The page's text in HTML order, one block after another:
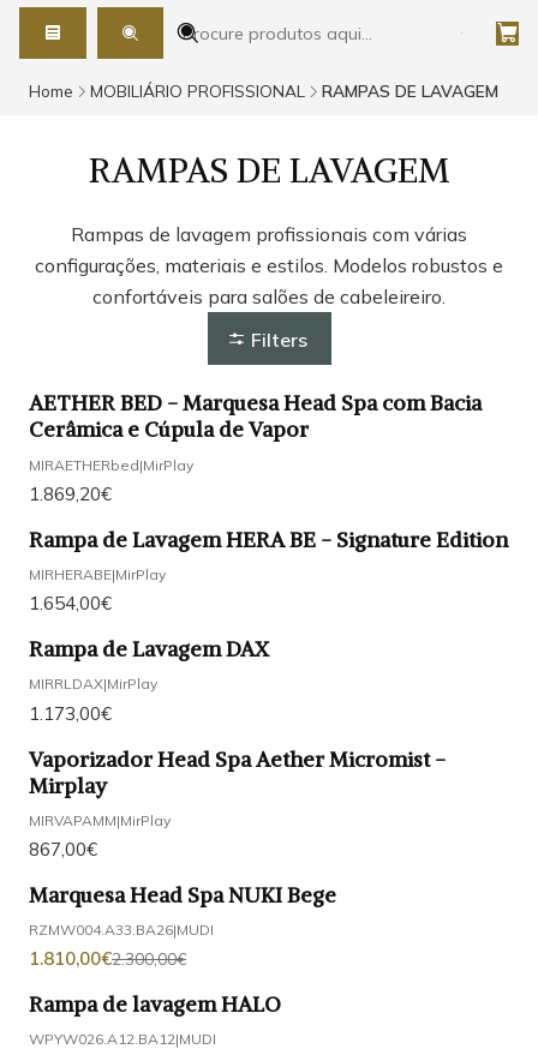
Home MOBILIÁRIO PROFISSIONAL RAMPAS DE LAVAGEM
RAMPAS DE LAVAGEM
Rampas de lavagem profissionais com várias
configurações, materiais e estilos. Modelos robustos e
confortáveis para salões de cabeleireiro.
Filters
AETHER BED - Marquesa Head Spa com Bacia
Cerâmica e Cúpula de Vapor
MIRAETHERbed|MirPlay
1.869,20€
Rampa de Lavagem HERA BE - Signature Edition
MIRHERABE|MirPlay
1.654,00€
Rampa de Lavagem DAX
MIRRLDAX|MirPlay
1.173,00€
Vaporizador Head Spa Aether Micromist -
Mirplay
MIRVAPAMM|MirPlay
867,00€
-21%DESCONTO
Marquesa Head Spa NUKI Bege
RZMW004.A33.BA26|MUDI
1.810,00€2.300,00€
-38%DESCONTO
Rampa de lavagem HALO
WPYW026.A12.BA12|MUDI